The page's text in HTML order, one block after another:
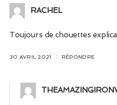
RACHEL
Toujours de chouettes
30 AVRIL 2021 RÉPONDRE